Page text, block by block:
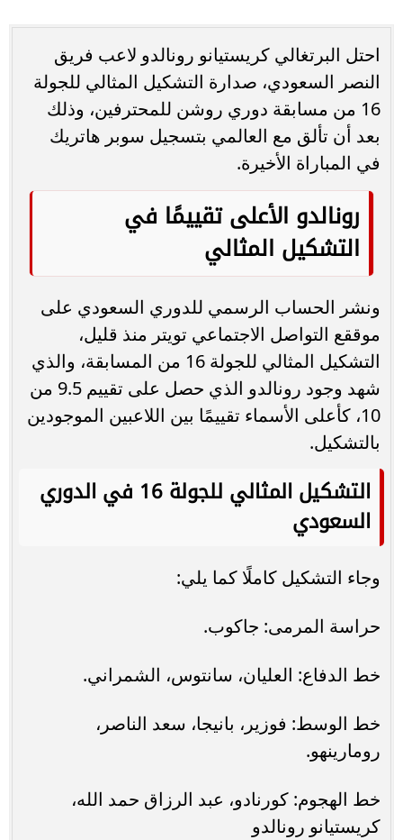
احتل البرتغالي كريستيانو رونالدو لاعب فريق
النصر السعودي، صدارة التشكيل المثالي للجولة
16 من مسابقة دوري روشن للمحترفين، وذلك
بعد أن تألق مع العالمي بتسجيل سوبر هاتريك
في المباراة الأخيرة.
رونالدو الأعلى تقييمًا في
التشكيل المثالي
ونشر الحساب الرسمي للدوري السعودي على
موققع التواصل الاجتماعي تويتر منذ قليل،
التشكيل المثالي للجولة 16 من المسابقة، والذي
شهد وجود رونالدو الذي حصل على تقييم 9.5 من
10، كأعلى الأسماء تقييمًا بين اللاعبين الموجودين
بالتشكيل.
التشكيل المثالي للجولة 16 في الدوري
السعودي
وجاء التشكيل كاملًا كما يلي:
حراسة المرمى: جاكوب.
خط الدفاع: العليان، سانتوس، الشمراني.
خط الوسط: فوزير، بانيجا، سعد الناصر،
رومارينهو.
خط الهجوم: كورنادو، عبد الرزاق حمد الله،
كريستيانو رونالدو